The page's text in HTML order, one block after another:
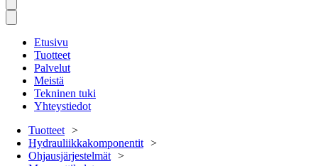
Etusivu
Tuotteet
Palvelut
Meistä
Tekninen tuki
Yhteystiedot
Tuotteet
Hydrauliikkakomponentit
Ohjausjärjestelmät